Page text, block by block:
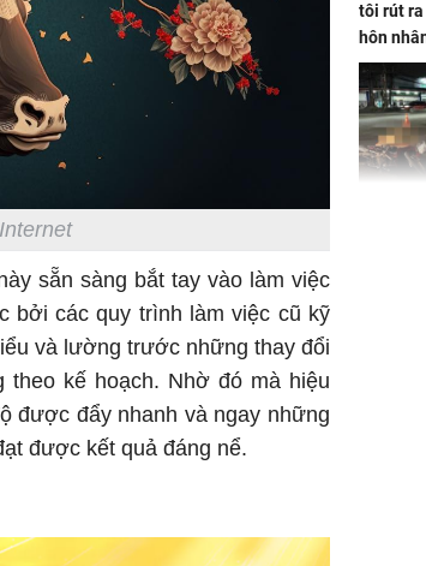
sẵn sàng bắt tay vào làm việc
bởi các quy trình làm việc cũ kỹ
và lường trước những thay đổi
theo kế hoạch. Nhờ đó mà hiệu
được đẩy nhanh và ngay những
được kết quả đáng nể.
tôi rút ra
hôn